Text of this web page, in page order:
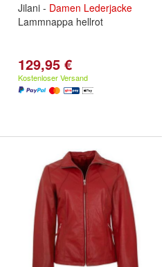
Jilani - Damen Lederjacke
Lammnappa hellrot
129,95 €
Kostenloser Versand